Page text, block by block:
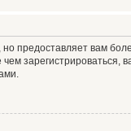
предоставляет вам
зарегистрироваться,